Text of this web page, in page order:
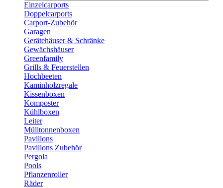
Einzelcarports
Doppelcarports
Carport-Zubehör
Garagen
Gerätehäuser & Schränke
Gewächshäuser
Greenfamily
Grills & Feuerstellen
Hochbeeten
Kaminholzregale
Kissenboxen
Komposter
Kühlboxen
Leiter
Mülltonnenboxen
Pavillons
Pavillons Zubehör
Pergola
Pools
Pflanzenroller
Räder